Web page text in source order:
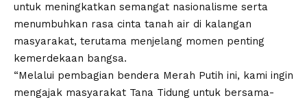
untuk meningkatkan semangat nasionalisme serta
menumbuhkan rasa cinta tanah air di kalangan
masyarakat, terutama menjelang momen penting
kemerdekaan bangsa.
“Melalui pembagian bendera Merah Putih ini, kami ingin
mengajak masyarakat Tana Tidung untuk bersama-